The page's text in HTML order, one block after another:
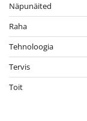
Näpunäited
Raha
Tehnoloogia
Tervis
Toit